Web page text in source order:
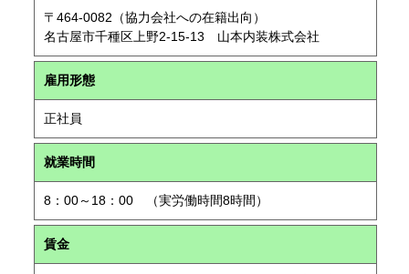
〒464-0082（協力会社への在籍出向）
名古屋市千種区上野2-15-13 山本内装株式会社
雇用形態
正社員
就業時間
8：00～18：00 （実労働時間8時間）
賃金